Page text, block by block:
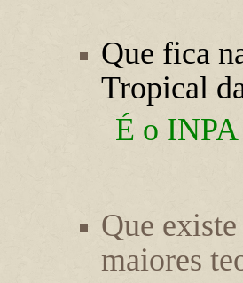
Que fica
Tropical
É o
Que
maiores